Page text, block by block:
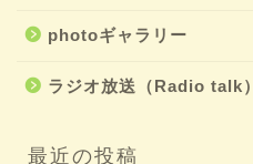
photoギャラリー
ラジオ放送（Radio talk）
最近の投稿